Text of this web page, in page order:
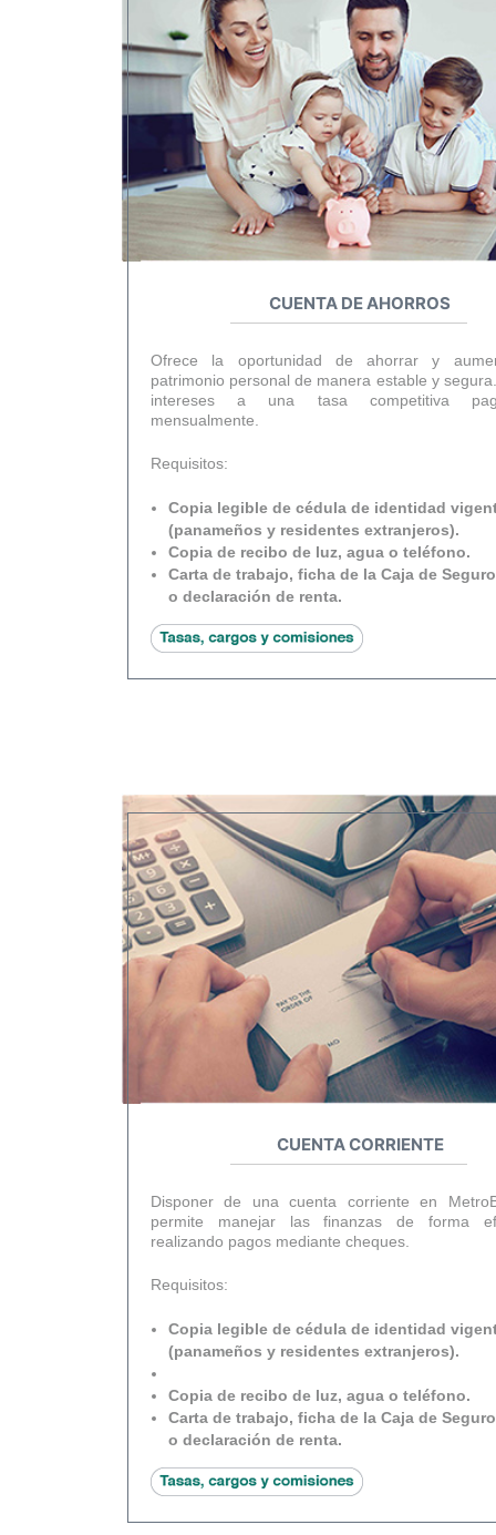
CUENTA DE AHORROS
Ofrece la oportunidad de ahorrar y
patrimonio personal de manera estable y
intereses a una tasa competitiva
mensualmente.
Requisitos:
Copia legible de cédula de identidad
(panameños y residentes extranjeros).
Copia de recibo de luz, agua o teléfono.
Carta de trabajo, ficha de la Caja de
o declaración de renta.
CUENTA CORRIENTE
Disponer de una cuenta corriente en
permite manejar las finanzas de forma
realizando pagos mediante cheques.
Requisitos:
Copia legible de cédula de identidad
(panameños y residentes extranjeros).
Copia de recibo de luz, agua o teléfono.
Carta de trabajo, ficha de la Caja de
o declaración de renta.